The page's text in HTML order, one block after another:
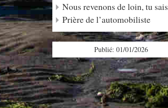
Nous revenons de loin, tu sais
Prière de l’automobiliste
Publié: 01/01/2026